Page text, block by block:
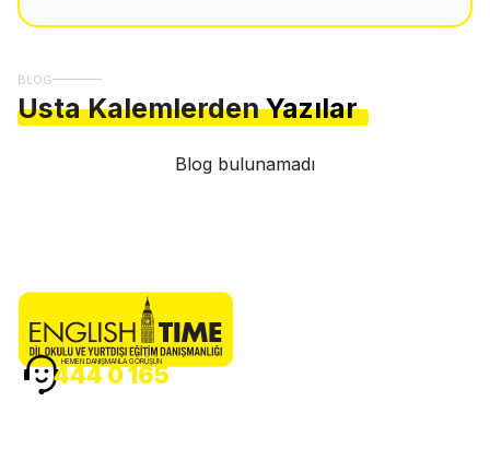
BLOG
Usta Kalemlerden Yazılar
Blog bulunamadı
HEMEN DANIŞMANLA GÖRÜŞÜN
444 0 165